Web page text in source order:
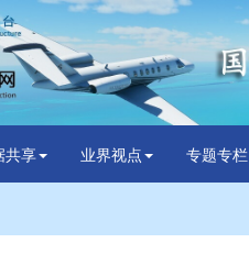
共享 业界视点 专题专栏